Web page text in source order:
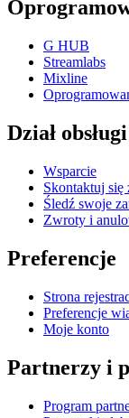
G HUB
Streamlabs
Mixline
Dział
Wsparcie
Skontaktuj się
Śledź swoje
Zwroty i
Preferencje
Strona
Preferencje
Moje konto
Partnerzy i
Program